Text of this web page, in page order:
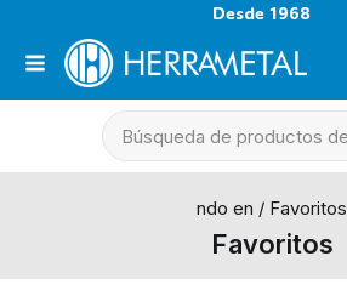
Desde 1968
ndo en / Favoritos
Favoritos